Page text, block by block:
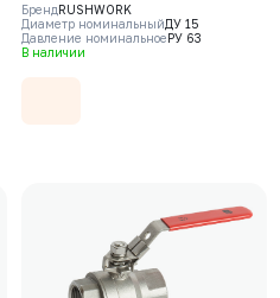
шар - AISI316 (CF8М), уплотнение
шара - PTFE, ВР/ВР,
БрендRUSHWORK
Диаметр номинальныйДУ 15
Давление номинальноеРУ 63
В наличии